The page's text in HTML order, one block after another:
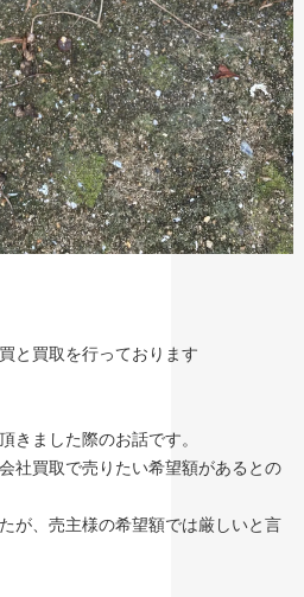
と買取を行っております
きました際のお話です。
社買取で売りたい希望額があるとの
が、売主様の希望額では厳しいと言